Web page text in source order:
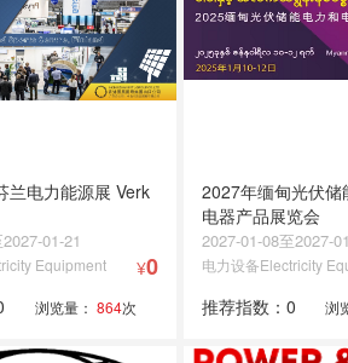
兰电力能源展 Verk
01-21
Equipment ¥0
浏览量： 864次
2027年缅甸光伏储
电器产品展览会
2027-01-08至2027-
电力设备Electricity
推荐指数：0 浏